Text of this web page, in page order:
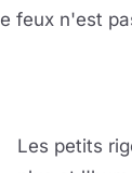
feux n'est
Les petits